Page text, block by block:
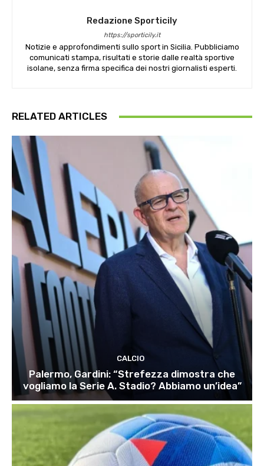
Redazione Sporticily
https://sporticily.it
Notizie e approfondimenti sullo sport in Sicilia. Pubbliciamo
comunicati stampa, risultati e storie dalle realtà sportive
isolane, senza firma specifica dei nostri giornalisti esperti.
RELATED ARTICLES
CALCIO
Palermo, Gardini: “Strefezza dimostra che
vogliamo la Serie A. Stadio? Abbiamo un’idea”